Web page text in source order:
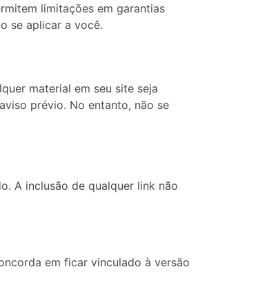
limitações em garantias
se aplicar a você.
material em seu site seja
prévio. No entanto, não se
A inclusão de qualquer link não
em ficar vinculado à versão